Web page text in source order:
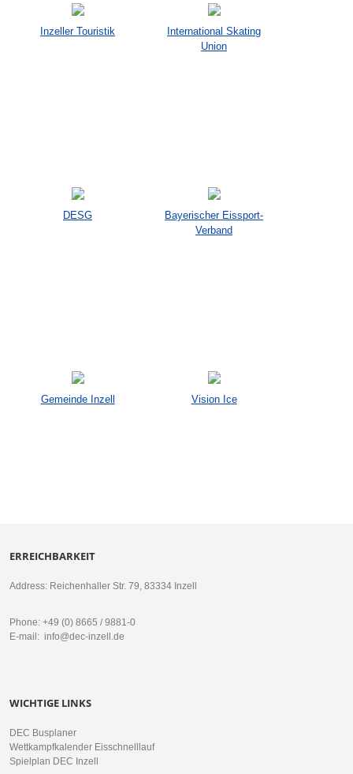
Inzeller Touristik
International Skating
Union
DESG
Bayerischer Eissport-
Verband
Gemeinde Inzell Vision Ice
ERREICHBARKEIT
Address: Reichenhaller Str. 79, 83334 Inzell
Phone: +49 (0) 8665 / 9881-0
E-mail: info@dec-inzell.de
WICHTIGE LINKS
DEC Busplaner
Wettkampfkalender Eisschnelllauf
Spielplan DEC Inzell